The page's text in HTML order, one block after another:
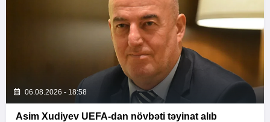
06.08.2026 - 18:58
Asim Xudiyev UEFA-dan növbəti təyinat alıb